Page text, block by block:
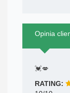
Opinia
💓💋
RATING: